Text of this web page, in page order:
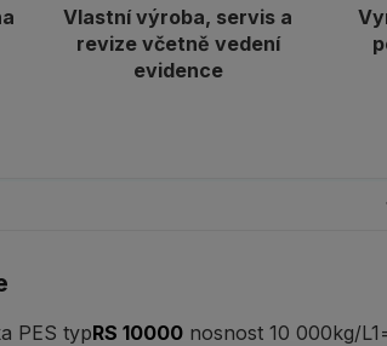
Vlastní výroba, servis a
revize včetně vedení
evidence
PES typRS 10000nosnost 10 000kg/